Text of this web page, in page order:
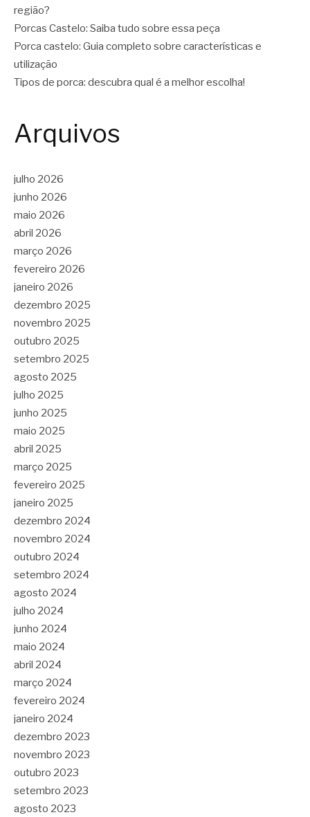
região?
Porcas Castelo: Saiba tudo sobre essa peça
Porca castelo: Guia completo sobre características e
utilização
Tipos de porca: descubra qual é a melhor escolha!
Arquivos
julho 2026
junho 2026
maio 2026
abril 2026
março 2026
fevereiro 2026
janeiro 2026
dezembro 2025
novembro 2025
outubro 2025
setembro 2025
agosto 2025
julho 2025
junho 2025
maio 2025
abril 2025
março 2025
fevereiro 2025
janeiro 2025
dezembro 2024
novembro 2024
outubro 2024
setembro 2024
agosto 2024
julho 2024
junho 2024
maio 2024
abril 2024
março 2024
fevereiro 2024
janeiro 2024
dezembro 2023
novembro 2023
outubro 2023
setembro 2023
agosto 2023